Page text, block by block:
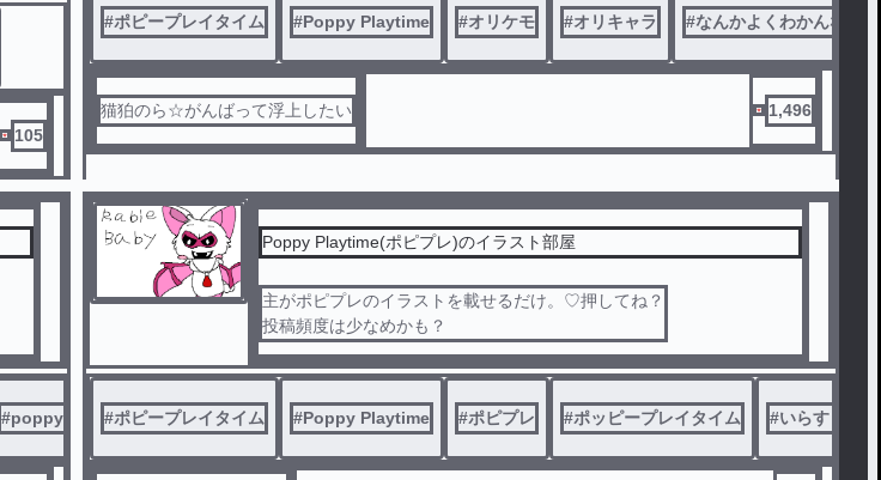
105
#ポピープレイタイム #Poppy Playtime #オリケモ #オリキャラ #なんかよくわかんない
猫狛のら☆がんばって浮上したい 1,496
#poppyplaytime
Poppy Playtime(ポピプレ)のイラスト部屋
主がポピプレのイラストを載せるだけ。♡押してね？
投稿頻度は少なめかも？
#ポピープレイタイム #Poppy Playtime #ポピプレ #ポッピープレイタイム #いらすと